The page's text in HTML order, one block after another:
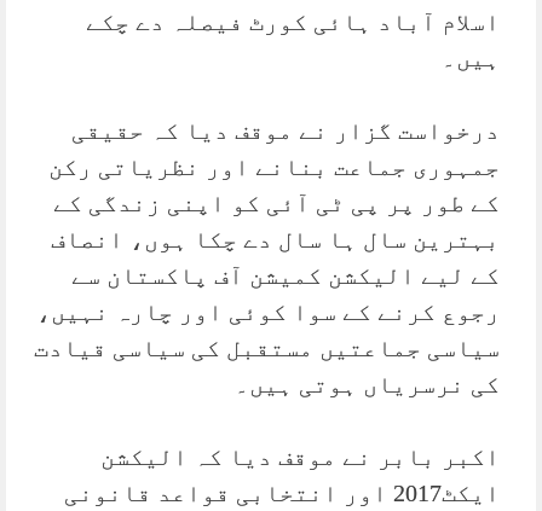
اسلام آباد ہائی کورٹ فیصلہ دے چکے
ہیں۔
درخواست گزار نے موقف دیا کہ حقیقی
جمہوری جماعت بنانے اور نظریاتی رکن
کے طور پر پی ٹی آئی کو اپنی زندگی کے
بہترین سال ہا سال دے چکا ہوں، انصاف
کے لیے الیکشن کمیشن آف پاکستان سے
رجوع کرنے کے سوا کوئی اور چارہ نہیں،
سیاسی جماعتیں مستقبل کی سیاسی قیادت
کی نرسریاں ہوتی ہیں۔
اکبر بابر نے موقف دیا کہ الیکشن
ایکٹ2017 اور انتخابی قواعد قانونی